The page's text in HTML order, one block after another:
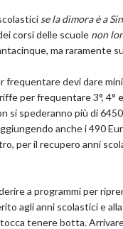
se la dimora è a
corsi delle scuole non
ma raramente
devi dare
per frequentare 3°, 4°
si spederanno più di
anche i 490
per il recupero anni
a programmi per
agli anni scolastici e
tenere botta.